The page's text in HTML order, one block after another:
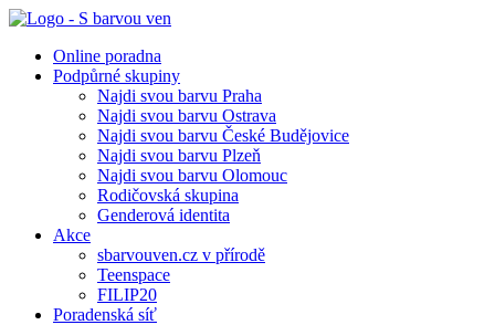
Online poradna
Podpůrné skupiny
Najdi svou barvu Praha
Najdi svou barvu Ostrava
Najdi svou barvu České Budějovice
Najdi svou barvu Plzeň
Najdi svou barvu Olomouc
Rodičovská skupina
Genderová identita
Akce
sbarvouven.cz v přírodě
Teenspace
FILIP20
Poradenská síť